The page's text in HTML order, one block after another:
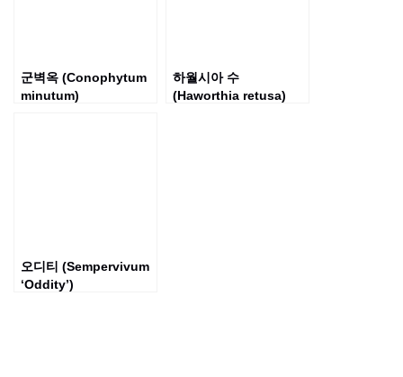
군벽옥 (Conophytum
minutum)
하월시아 수
(Haworthia retusa)
오디티 (Sempervivum
‘Oddity’)